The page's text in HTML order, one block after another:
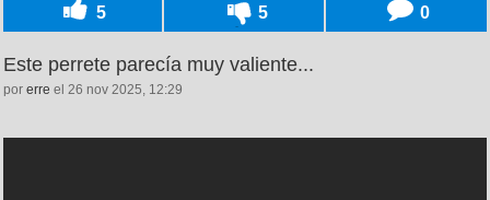
5 5 0
Este perrete parecía muy valiente...
por erre el 26 nov 2025, 12:29